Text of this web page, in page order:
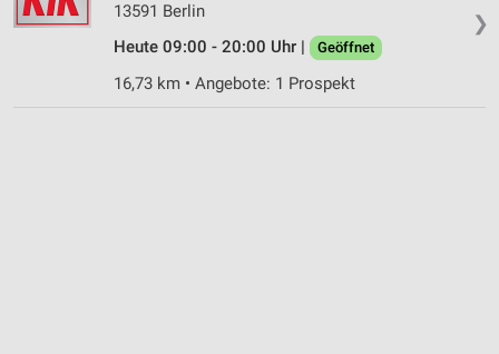
❯
13591 Berlin
Heute 09:00 - 20:00 Uhr |
Geöffnet
16,73 km • Angebote: 1 Prospekt